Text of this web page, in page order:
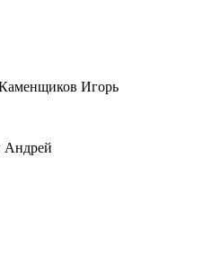
Игорь
Андрей